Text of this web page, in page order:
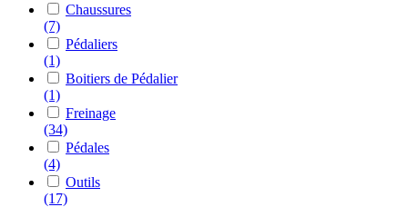
Chaussures
(7)
Pédaliers
(1)
Boitiers de Pédalier
(1)
Freinage
(34)
Pédales
(4)
Outils
(17)